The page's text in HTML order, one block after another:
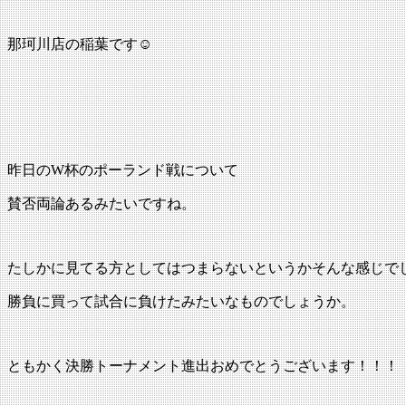
:
那珂川店の稲葉です☺
昨日のW杯のポーランド戦について
賛否両論あるみたいですね。
たしかに見てる方としてはつまらないというかそんな感じで
勝負に買って試合に負けたみたいなものでしょうか。
ともかく決勝トーナメント進出おめでとうございます！！！